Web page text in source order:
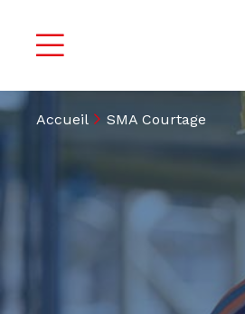
Accueil SMA Courtage